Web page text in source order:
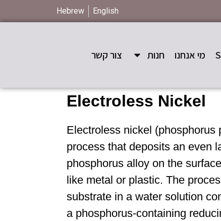
English
Hebrew
מי אנחנו חנות צור קשר
Electroless Nickel
Electroless nickel (phosphorus
process that deposits an even
phosphorus alloy on the
like metal or plastic. The
substrate in a water solution
a phosphorus-containing